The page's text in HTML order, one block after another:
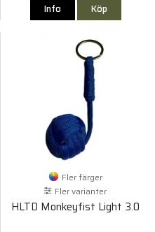
Info Köp
Fler färger
Fler varianter
HLTD Monkeyfist Light 3.0